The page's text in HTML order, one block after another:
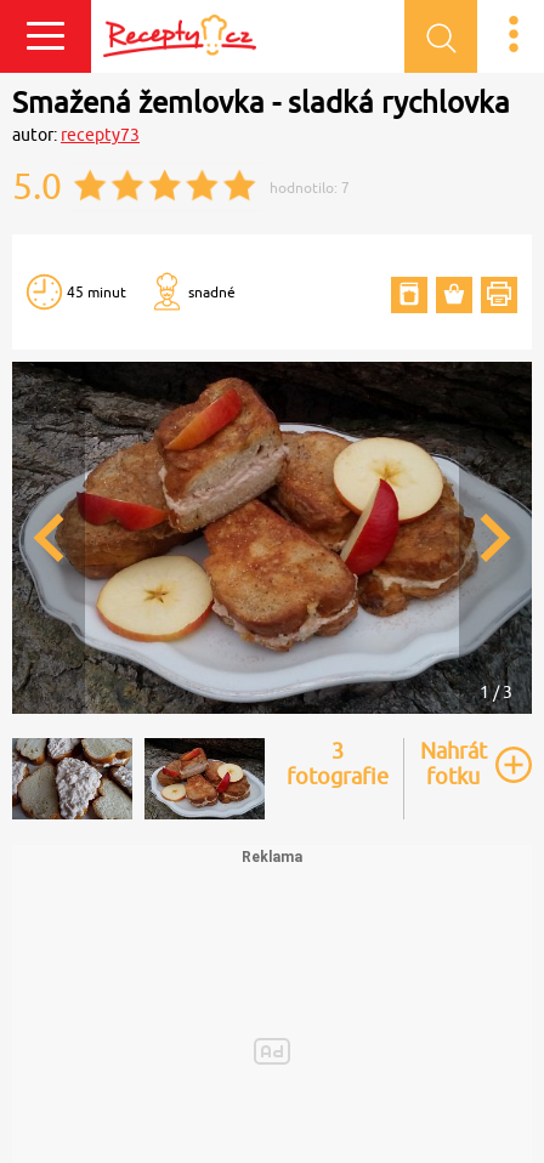
Smažená žemlovka - sladká rychlovka
autor: recepty73
5.0 hodnotilo: 7
45 minut snadné
1 / 3
3
fotografie
Nahrát
fotku